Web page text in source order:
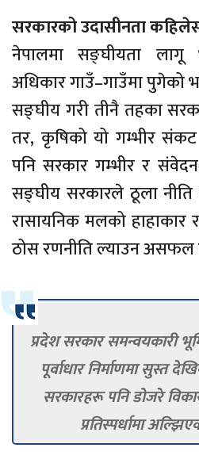
सरकारको उदासीनता
नेपालमा सङ्घीयता लागू
अधिकार गाउँ–गाउँमा पुगेको
सङ्घीय गरी तीनै तहका
तर, कृषिको यो गम्भीर
पनि सरकार गम्भीर र
सङ्घीय सरकारले ठूला
रासायनिक मलको
ठोस रणनीति ल्याउन असफल
प्रदेश सरकार समन्वयकारी
पूर्वाधार निर्माणमा सुस्त
सरकारहरू पनि डोजरे
प्रतिस्पर्धामा